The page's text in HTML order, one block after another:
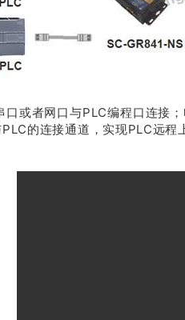
或者网口与PLC编程口连接
的连接通道，实现PLC远程